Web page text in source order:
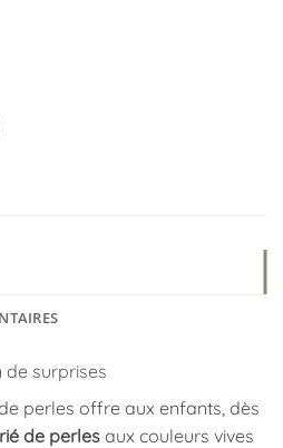
de surprises
perles offre aux enfants, dès
de perles aux couleurs vives